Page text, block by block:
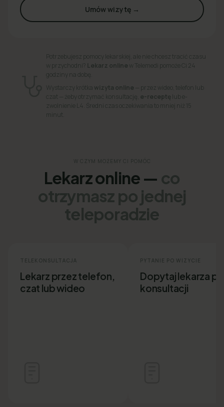
Umów wizytę →
Potrzebujesz pomocy lekarskiej, ale nie chcesz tracić czasu
w przychodni? Lekarz online w Telemedi pomoże Ci 24
godziny na dobę.
Wystarczy krótka wizyta online — przez wideo, telefon lub
czat — żeby otrzymać konsultację, e-receptę lub e-
zwolnienie L4. Średni czas oczekiwania to mniej niż 15
minut.
W CZYM MOŻEMY CI POMÓC
Lekarz online — co
otrzymasz po jednej
teleporadzie
TELEKONSULTACJA
Lekarz przez telefon,
czat lub wideo
PYTANIE PO WIZYCIE
Dopytaj lekarza po
konsultacji